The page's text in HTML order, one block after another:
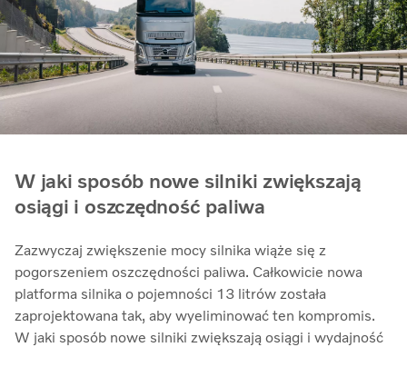
W jaki sposób nowe silniki zwiększają
osiągi i oszczędność paliwa
Zazwyczaj zwiększenie mocy silnika wiąże się z
pogorszeniem oszczędności paliwa. Całkowicie nowa
platforma silnika o pojemności 13 litrów została
zaprojektowana tak, aby wyeliminować ten kompromis.
W jaki sposób nowe silniki zwiększają osiągi i wydajność